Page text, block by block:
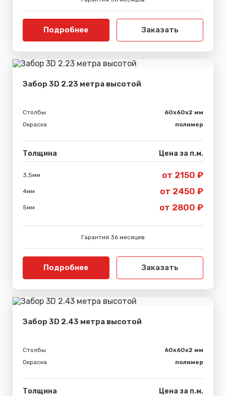
Подробнее Заказать
Забор 3D 2.23 метра высотой
Столбы
60х60х2 мм
Окраска
полимер
Толщина Цена за п.м.
3,5мм от 2150 ₽
4мм от 2450 ₽
5мм от 2800 ₽
Гарантия 36 месяцев
Подробнее Заказать
Забор 3D 2.43 метра высотой
Столбы
60х60х2 мм
Окраска
полимер
Толщина Цена за п.м.